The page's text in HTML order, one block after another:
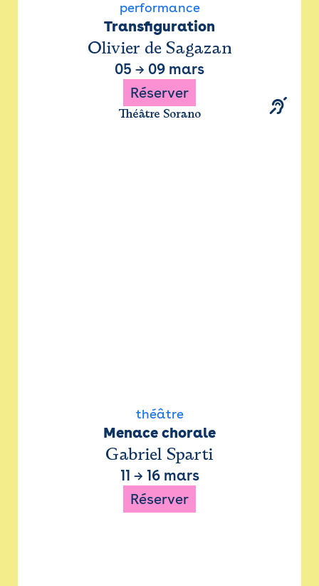
performance
Transfiguration
Olivier de Sagazan
05 → 09 mars
Réserver
Théâtre Sorano
théâtre
Menace chorale
Gabriel Sparti
11 → 16 mars
Réserver